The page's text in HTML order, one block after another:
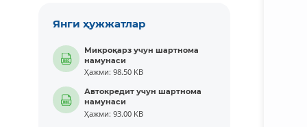
Янги ҳужжатлар
Микроқарз учун шартнома
намунаси
Ҳажми: 98.50 KB
Автокредит учун шартнома
намунаси
Ҳажми: 93.00 KB